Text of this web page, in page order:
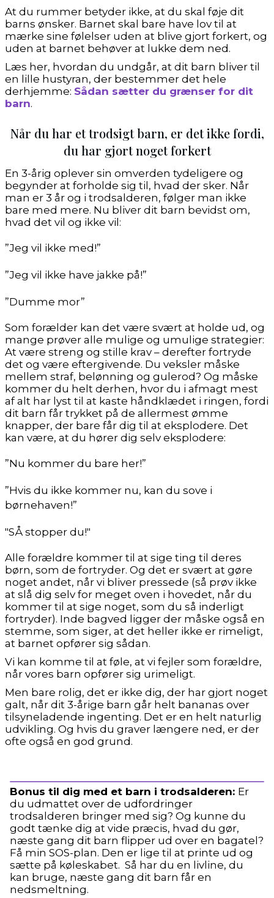
At du rummer betyder ikke, at du skal føje dit
barns ønsker. Barnet skal bare have lov til at
mærke sine følelser uden at blive gjort forkert, og
uden at barnet behøver at lukke dem ned.
Læs her, hvordan du undgår, at dit barn bliver til
en lille hustyran, der bestemmer det hele
derhjemme: Sådan sætter du grænser for dit
barn.
Når du har et trodsigt barn, er det ikke fordi,
du har gjort noget forkert
En 3-årig oplever sin omverden tydeligere og
begynder at forholde sig til, hvad der sker. Når
man er 3 år og i trodsalderen, følger man ikke
bare med mere. Nu bliver dit barn bevidst om,
hvad det vil og ikke vil:
”Jeg vil ikke med!”
”Jeg vil ikke have jakke på!”
”Dumme mor”
Som forælder kan det være svært at holde ud, og
mange prøver alle mulige og umulige strategier:
At være streng og stille krav – derefter fortryde
det og være eftergivende. Du veksler måske
mellem straf, belønning og gulerod? Og måske
kommer du helt derhen, hvor du i afmagt mest
af alt har lyst til at kaste håndklædet i ringen, fordi
dit barn får trykket på de allermest ømme
knapper, der bare får dig til at eksplodere. Det
kan være, at du hører dig selv eksplodere:
”Nu kommer du bare her!”
”Hvis du ikke kommer nu, kan du sove i
børnehaven!”
"SÅ stopper du!"
Alle forældre kommer til at sige ting til deres
børn, som de fortryder. Og det er svært at gøre
noget andet, når vi bliver pressede (så prøv ikke
at slå dig selv for meget oven i hovedet, når du
kommer til at sige noget, som du så inderligt
fortryder). Inde bagved ligger der måske også en
stemme, som siger, at det heller ikke er rimeligt,
at barnet opfører sig sådan.
Vi kan komme til at føle, at vi fejler som forældre,
når vores barn opfører sig urimeligt.
Men bare rolig, det er ikke dig, der har gjort noget
galt, når dit 3-årige barn går helt bananas over
tilsyneladende ingenting. Det er en helt naturlig
udvikling. Og hvis du graver længere ned, er der
ofte også en god grund.
Bonus til dig med et barn i trodsalderen: Er
du udmattet over de udfordringer
trodsalderen bringer med sig? Og kunne du
godt tænke dig at vide præcis, hvad du gør,
næste gang dit barn flipper ud over en bagatel?
Få min SOS-plan. Den er lige til at printe ud og
sætte på køleskabet. Så har du en livline, du
kan bruge, næste gang dit barn får en
nedsmeltning.